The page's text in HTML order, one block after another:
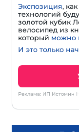
Экспозиция,
технологий
золотой кубик
велосипед из
который можно
И это только
Реклама: ИП Истомин